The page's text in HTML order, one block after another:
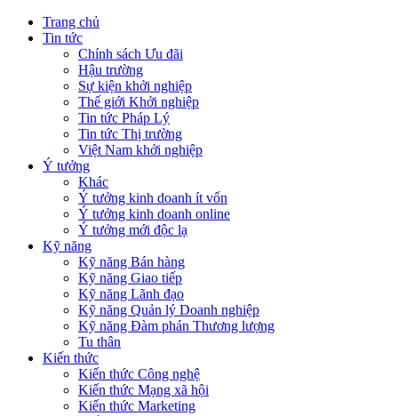
Trang chủ
Tin tức
Chính sách Ưu đãi
Hậu trường
Sự kiện khởi nghiệp
Thế giới Khởi nghiệp
Tin tức Pháp Lý
Tin tức Thị trường
Việt Nam khởi nghiệp
Ý tưởng
Khác
Ý tưởng kinh doanh ít vốn
Ý tưởng kinh doanh online
Ý tưởng mới độc lạ
Kỹ năng
Kỹ năng Bán hàng
Kỹ năng Giao tiếp
Kỹ năng Lãnh đạo
Kỹ năng Quản lý Doanh nghiệp
Kỹ năng Đàm phán Thương lượng
Tu thân
Kiến thức
Kiến thức Công nghệ
Kiến thức Mạng xã hội
Kiến thức Marketing